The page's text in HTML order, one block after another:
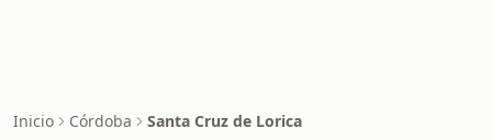
Inicio Córdoba Santa Cruz de Lorica